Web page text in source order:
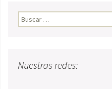
Buscar:
Nuestras redes: